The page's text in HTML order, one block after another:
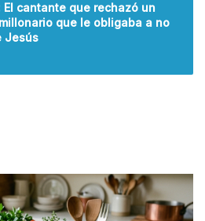
El cantante que rechazó un
que le obligaba a no
Jesús